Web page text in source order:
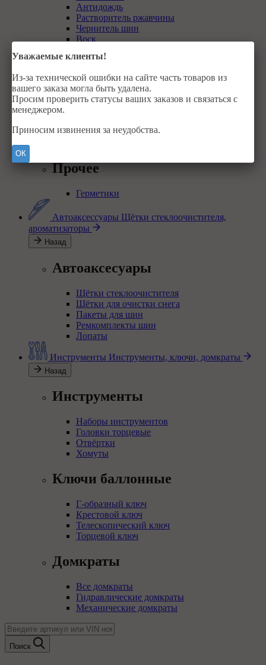
Антидождь
Растворитель ржавчины
Чернитель шин
Воск
Смазки
Смазки пластичные
Для суппортов
Прочее
Герметики
Автоаксессуары Щётки стеклоочистителя,
ароматизаторы
Назад
Автоаксесуары
Щётки стеклоочистителя
Щётки для очистки снега
Пакеты для шин
Ремкомплекты шин
Лопаты
Инструменты Инструменты, ключи, домкраты
Назад
Инструменты
Наборы инструментов
Головки торцевые
Отвёртки
Хомуты
Ключи баллонные
Г-образный ключ
Крестовой ключ
Телескопический ключ
Торцевой ключ
Домкраты
Все домкраты
Гидравлические домкраты
Механические домкраты
Поиск
Уважаемые клиенты!
Из-за технической ошибки на сайте часть товаров из
вашего заказа могла быть удалена.
Просим проверить статусы ваших заказов и связаться с
менеджером.
Приносим извинения за неудобства.
ОК